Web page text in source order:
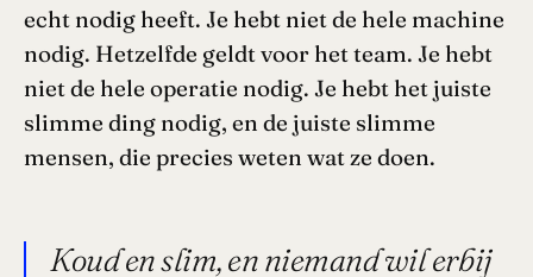
echt nodig heeft. Je hebt niet de hele machine
nodig. Hetzelfde geldt voor het team. Je hebt
niet de hele operatie nodig. Je hebt het juiste
slimme ding nodig, en de juiste slimme
mensen, die precies weten wat ze doen.
Koud en slim, en niemand wil erbij